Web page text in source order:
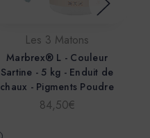
Les 3 Matons
Marbrex® L - Couleur
Sartine - 5 kg - Enduit de
chaux - Pigments Poudre
84,50€